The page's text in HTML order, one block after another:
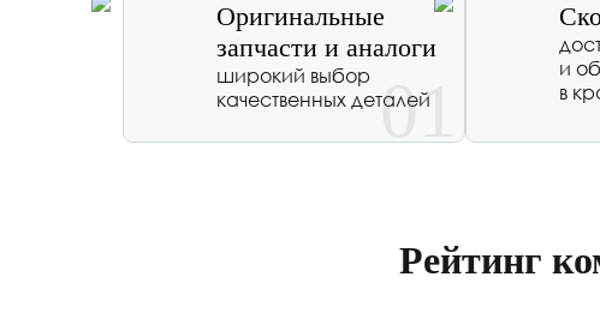
Оригинальные
запчасти и аналоги
широкий выбор
качественных деталей
01
и
в
Рейтинг